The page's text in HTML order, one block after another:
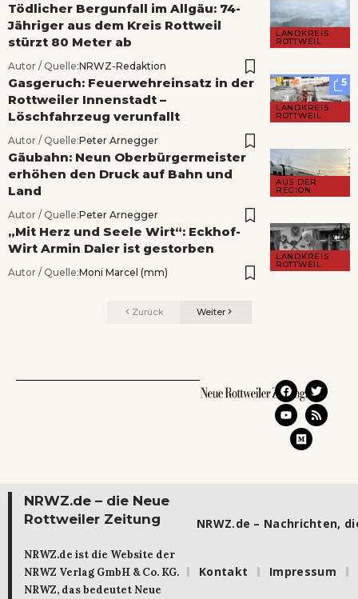
LANDKREIS
ROTTWEIL
Tödlicher Bergunfall im Allgäu: 74-
Jähriger aus dem Kreis Rottweil
stürzt 80 Meter ab
Autor / Quelle:NRWZ-Redaktion
5
LANDKREIS
ROTTWEIL
Gasgeruch: Feuerwehreinsatz in der
Rottweiler Innenstadt –
Löschfahrzeug verunfallt
Autor / Quelle:Peter Arnegger
AUS DER
REGION
Gäubahn: Neun Oberbürgermeister
erhöhen den Druck auf Bahn und
Land
Autor / Quelle:Peter Arnegger
LANDKREIS
ROTTWEIL
„Mit Herz und Seele Wirt“: Eckhof-
Wirt Armin Daler ist gestorben
Autor / Quelle:Moni Marcel (mm)
Zurück Weiter
NRWZ.de – die Neue
Rottweiler Zeitung
NRWZ.de ist die Website der
NRWZ Verlag GmbH & Co. KG.
NRWZ, das bedeutet Neue
NRWZ.de – Nachrichten,
Kontakt Impressum